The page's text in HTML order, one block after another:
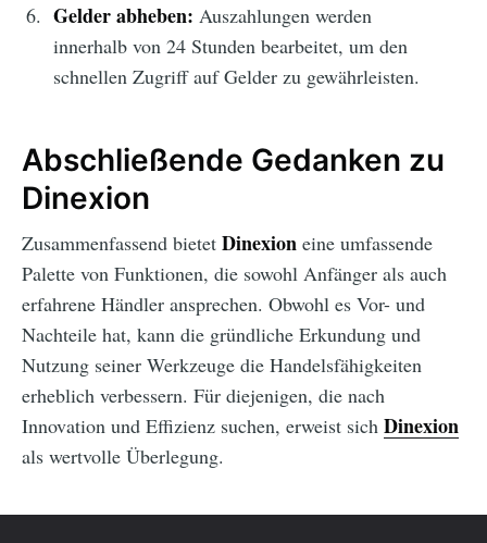
Gelder abheben: Auszahlungen werden
innerhalb von 24 Stunden bearbeitet, um den
schnellen Zugriff auf Gelder zu gewährleisten.
Abschließende Gedanken zu
Dinexion
Zusammenfassend bietet Dinexion eine umfassende
Palette von Funktionen, die sowohl Anfänger als auch
erfahrene Händler ansprechen. Obwohl es Vor- und
Nachteile hat, kann die gründliche Erkundung und
Nutzung seiner Werkzeuge die Handelsfähigkeiten
erheblich verbessern. Für diejenigen, die nach
Innovation und Effizienz suchen, erweist sich Dinexion
als wertvolle Überlegung.